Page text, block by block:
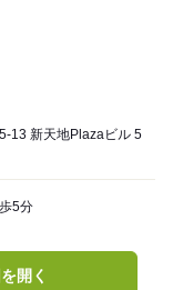
13 新天地Plazaビル 5
5分
開く